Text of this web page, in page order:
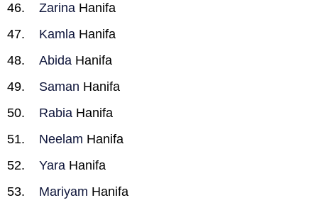
Zarina Hanifa
Kamla Hanifa
Abida Hanifa
Saman Hanifa
Rabia Hanifa
Neelam Hanifa
Yara Hanifa
Mariyam Hanifa